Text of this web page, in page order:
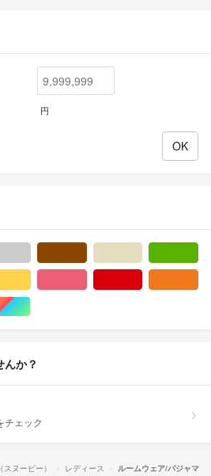
円
ド/金色系マルチカラー
か？
チェック
ヌーピー） レディース
ルームウェア/パジャマ